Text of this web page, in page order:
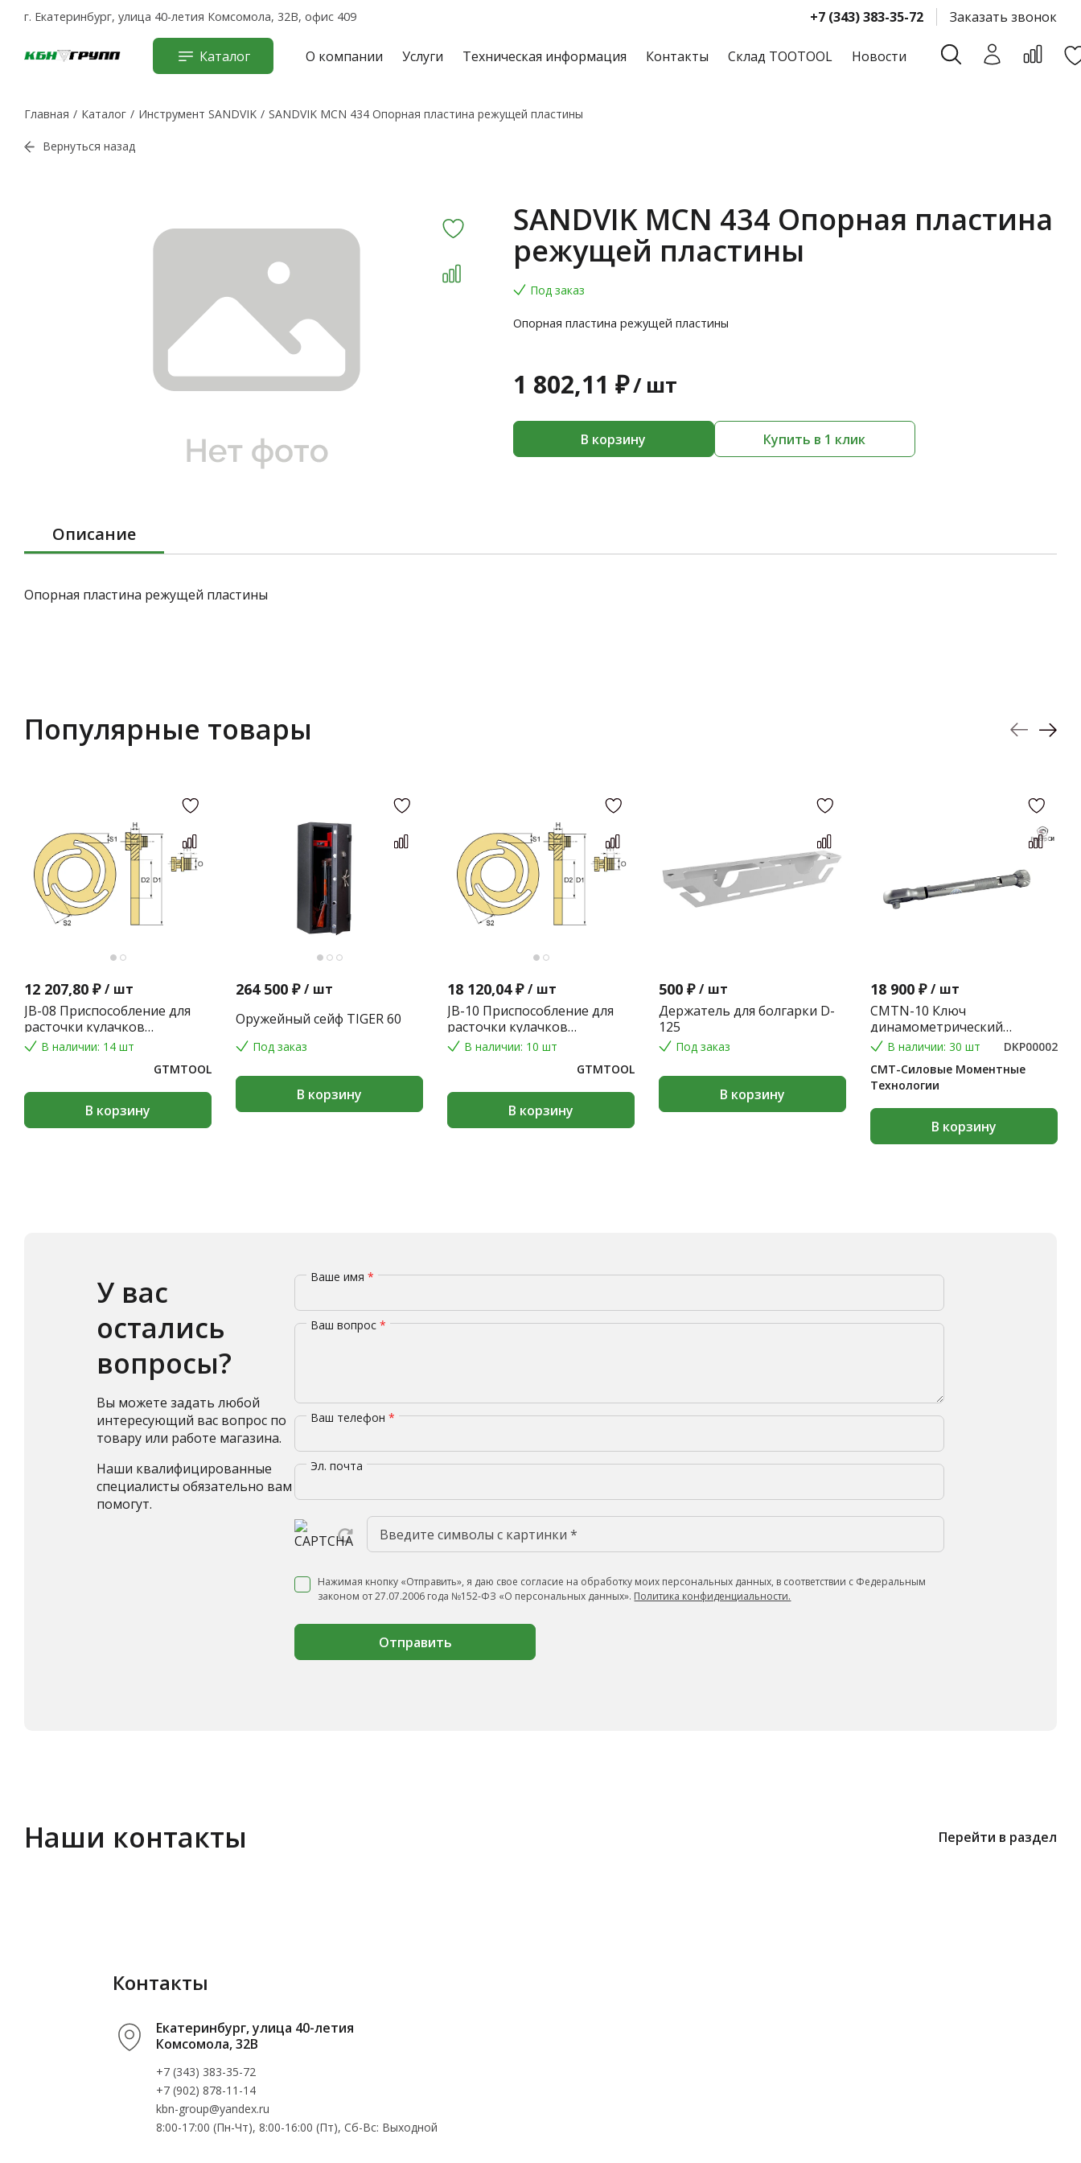
г. Екатеринбург, улица 40-летия Комсомола, 32В, офис 409 +7 (343) 383-35-72 Заказать звонок
Каталог О компании Услуги Техническая информация Контакты Склад TOOTOOL Новости
Главная Каталог Инструмент SANDVIK SANDVIK MCN 434 Опорная пластина режущей пластины
Вернуться назад
SANDVIK MCN 434 Опорная пластина
режущей пластины
Под заказ
Опорная пластина режущей пластины
1 802,11 ₽/ шт
В корзину Купить в 1 клик
Описание
Опорная пластина режущей пластины
Популярные товары
12 207,80 ₽ / шт
JB-08 Приспособление для
расточки кулачков
токарного патрона
В наличии: 14 шт
GTMTOOL
В корзину
264 500 ₽ / шт
Оружейный сейф TIGER 60
Под заказ
В корзину
18 120,04 ₽ / шт
JB-10 Приспособление для
расточки кулачков
токарного патрона
В наличии: 10 шт
GTMTOOL
В корзину
500 ₽ / шт
Держатель для болгарки D-
125
Под заказ
В корзину
18 900 ₽ / шт
CMTN-10 Ключ
динамометрический
предельного типа 2-10 Nm.
кг
В наличии: 30 шт
DKP00002
СМТ-Силовые Моментные
Технологии
В корзину
У вас
остались
вопросы?
Вы можете задать любой
интересующий вас вопрос по
товару или работе магазина.
Наши квалифицированные
специалисты обязательно вам
помогут.
Ваше имя*
Ваш вопрос*
Ваш телефон*
Эл. почта
Нажимая кнопку «Отправить», я даю свое согласие на обработку моих персональных данных, в соответствии с Федеральным
законом от 27.07.2006 года №152-ФЗ «О персональных данных». Политика конфиденциальности.
Отправить
Наши контакты Перейти в раздел
Контакты
Екатеринбург, улица 40-летия
Комсомола, 32В
+7 (343) 383-35-72
+7 (902) 878-11-14
kbn-group@yandex.ru
8:00-17:00 (Пн-Чт), 8:00-16:00 (Пт), Cб-Вс: Выходной